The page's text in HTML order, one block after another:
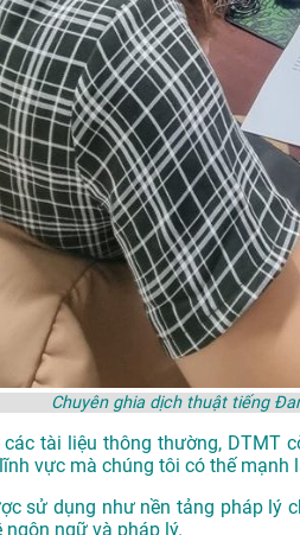
Chuyên ghia dịch thuật tiếng
tài liệu thông thường, DTMT
vực mà chúng tôi có thế mạnh
sử dụng như nền tảng pháp lý
ngữ và pháp lý.